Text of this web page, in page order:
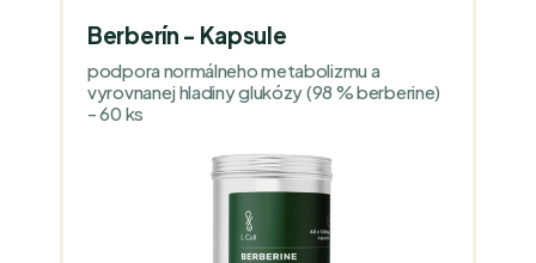
Berberín - Kapsule
podpora normálneho metabolizmu a
vyrovnanej hladiny glukózy (98 % berberine)
- 60 ks